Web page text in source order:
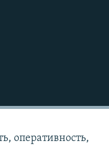
оперативность,